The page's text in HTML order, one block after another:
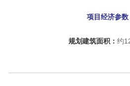
项目经济参数
规划建筑面积： 约